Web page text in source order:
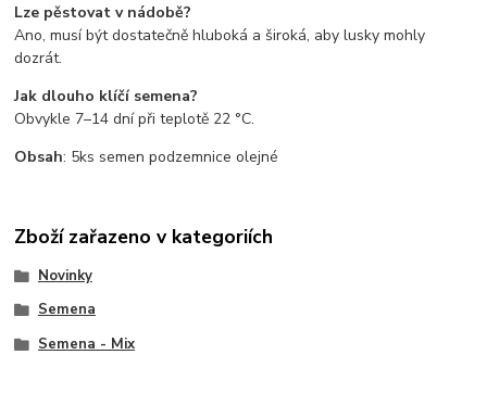
Lze pěstovat v nádobě?
Ano, musí být dostatečně hluboká a široká, aby lusky mohly
dozrát.
Jak dlouho klíčí semena?
Obvykle 7–14 dní při teplotě 22 °C.
Obsah: 5ks semen podzemnice olejné
Zboží zařazeno v kategoriích
Novinky
Semena
Semena - Mix